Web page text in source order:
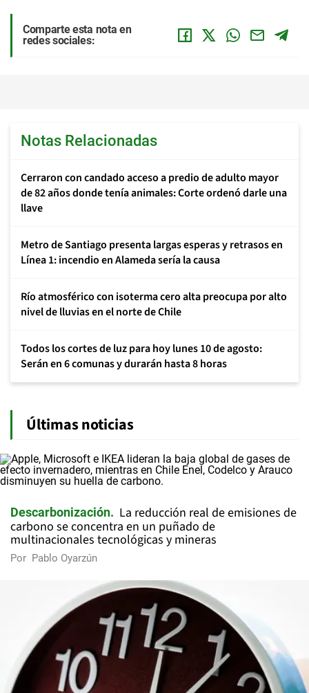
Comparte esta nota en
redes sociales:
Notas Relacionadas
Cerraron con candado acceso a predio de adulto mayor
de 82 años donde tenía animales: Corte ordenó darle una
llave
Metro de Santiago presenta largas esperas y retrasos en
Línea 1: incendio en Alameda sería la causa
Río atmosférico con isoterma cero alta preocupa por alto
nivel de lluvias en el norte de Chile
Todos los cortes de luz para hoy lunes 10 de agosto:
Serán en 6 comunas y durarán hasta 8 horas
Últimas noticias
Descarbonización
La reducción real de emisiones de
carbono se concentra en un puñado de
multinacionales tecnológicas y mineras
Por Pablo Oyarzún